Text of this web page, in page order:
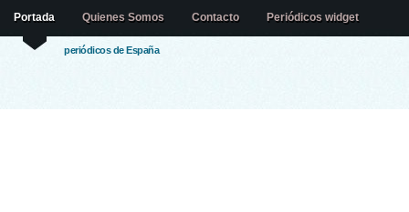
periódicos de España
Portada Quienes Somos Contacto Periódicos widget